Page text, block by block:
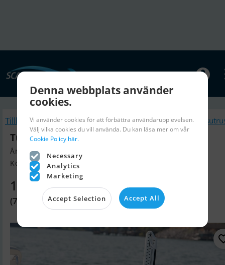
Tillbaka Liknande
Turboswing Giant
Årsmodell 2026, Båtsutrustning till salu
Kolding, Danmark
11 330 SEK
(7 840 DKK)
Denna webbplats använder
cookies.
Vi använder cookies för att förbättra användarupplevelsen.
Välj vilka cookies du vill använda. Du kan läsa mer om vår
Cookie Policy här.
Necessary
Analytics
Marketing
Accept Selection Accept All